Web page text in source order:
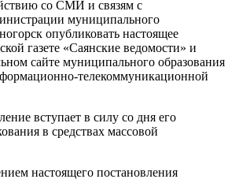
со СМИ и связям с
муниципального
опубликовать настоящее
газете «Саянские ведомости» и
сайте муниципального образования
телекоммуникационной
вступает в силу со дня его
в средствах массовой
настоящего постановления